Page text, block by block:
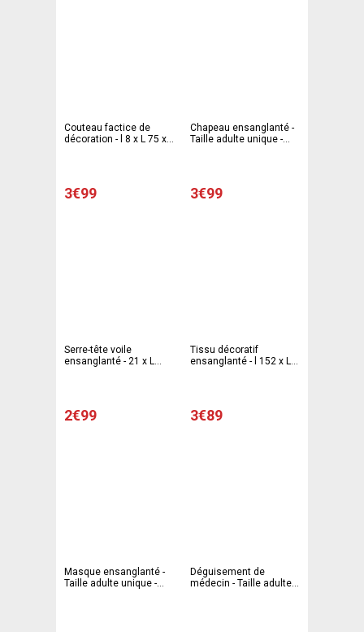
Couteau factice de
décoration - l 8 x L 75 x
3€99
Chapeau ensanglanté -
Taille adulte unique -
3€99
Serre-tête voile
ensanglanté - 21 x L
2€99
Tissu décoratif
ensanglanté - l 152 x L
3€89
Masque ensanglanté -
Taille adulte unique -
Déguisement de
médecin - Taille adulte